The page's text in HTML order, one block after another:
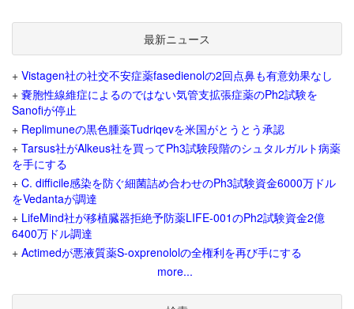
最新ニュース
+ Vistagen社の社交不安症薬fasedienolの2回点鼻も有意効果なし
+ 嚢胞性線維症によるのではない気管支拡張症薬のPh2試験を
Sanofiが停止
+ Replimuneの黒色腫薬Tudriqevを米国がとうとう承認
+ Tarsus社がAlkeus社を買ってPh3試験段階のシュタルガルト病薬
を手にする
+ C. difficile感染を防ぐ細菌詰め合わせのPh3試験資金6000万ドル
をVedantaが調達
+ LifeMind社が移植臓器拒絶予防薬LIFE-001のPh2試験資金2億
6400万ドル調達
+ Actimedが悪液質薬S-oxprenololの全権利を再び手にする
more...